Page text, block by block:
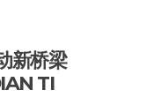
新桥梁
TI